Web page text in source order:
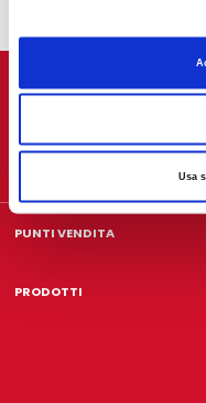
Usa
Gala è un'insegna
ISCRIVITI